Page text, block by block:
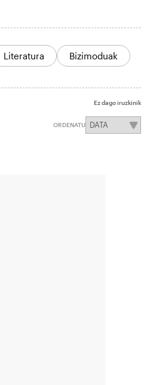
Literatura Bizimoduak
Ez dago iruzkinik
ORDENATU